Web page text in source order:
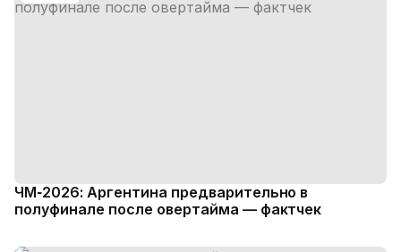
ЧМ‑2026: Аргентина предварительно в
полуфинале после овертайма — фактчек